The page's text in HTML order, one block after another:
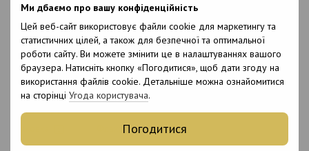
Ми дбаємо про вашу конфіденційність
Цей веб-сайт використовує файли cookie для маркетингу та
статистичних цілей, а також для безпечної та оптимальної
роботи сайту. Ви можете змінити це в налаштуваннях вашого
браузера. Натисніть кнопку «Погодитися», щоб дати згоду на
використання файлів cookie. Детальніше можна ознайомитися
на сторінці Угода користувача.
Погодитися
Характеристики
Бренд
Framesi
Країна
виробництва
Італія
Об`єм
50 мл
Стан товару
Новий
Флакон
Вид косметики
Сироватка для волосся